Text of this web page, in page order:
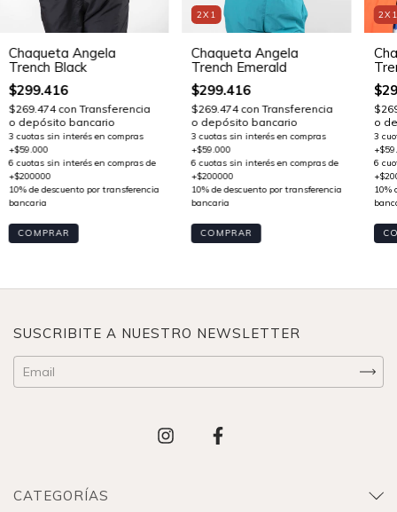
Chaqueta Angela
Trench Black
$299.416
$269.474con Transferencia
o depósito bancario
COMPRAR
2X1
Chaqueta Angela
Trench Emerald
$299.416
$269.474con Transferencia
o depósito bancario
COMPRAR
o
SUSCRIBITE A NUESTRO NEWSLETTER
CATEGORÍAS